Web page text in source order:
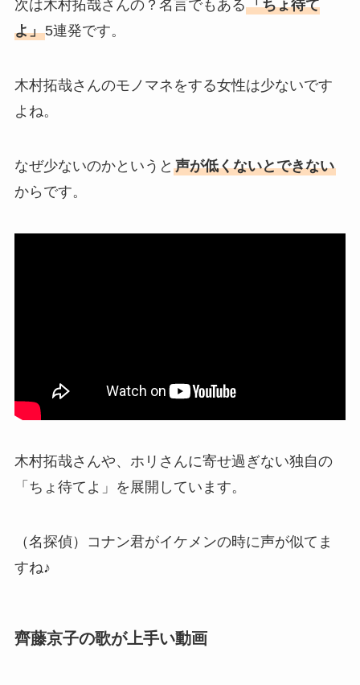
次は木村拓哉さんの？名言でもある「ちょ待て
よ」5連発です。
木村拓哉さんのモノマネをする女性は少ないです
よね。
なぜ少ないのかというと 声が低くないとできない
からです。
木村拓哉さんや、ホリさんに寄せ過ぎない独自の
「ちょ待てよ」を展開しています。
（名探偵）コナン君がイケメンの時に声が似てま
すね♪
齊藤京子の歌が上手い動画